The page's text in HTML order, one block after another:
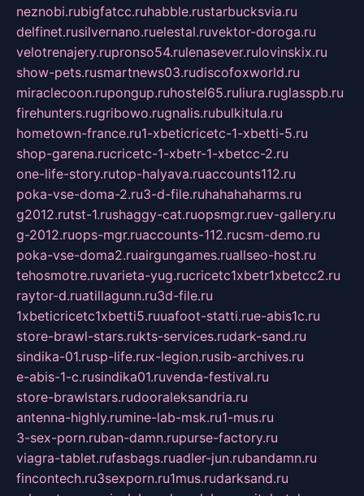
neznobi.rubigfatcc.ruhabble.rustarbucksvia.ru
delfinet.rusilvernano.ruelestal.ruvektor-doroga.ru
velotrenajery.rupronso54.rulenasever.rulovinskix.ru
show-pets.rusmartnews03.rudiscofoxworld.ru
miraclecoon.rupongup.ruhostel65.ruliura.ruglasspb.ru
firehunters.rugribowo.rugnalis.rubulkitula.ru
hometown-france.ru1-xbeticricetc-1-xbetti-5.ru
shop-garena.rucricetc-1-xbetr-1-xbetcc-2.ru
one-life-story.rutop-halyava.ruaccounts112.ru
poka-vse-doma-2.ru3-d-file.ruhahahaharms.ru
g2012.rutst-1.rushaggy-cat.ruopsmgr.ruev-gallery.ru
g-2012.ruops-mgr.ruaccounts-112.rucsm-demo.ru
poka-vse-doma2.ruairgungames.ruallseo-host.ru
tehosmotre.ruvarieta-yug.rucricetc1xbetr1xbetcc2.ru
raytor-d.ruatillagunn.ru3d-file.ru
1xbeticricetc1xbetti5.ruuafoot-statti.rue-abis1c.ru
store-brawl-stars.rukts-services.rudark-sand.ru
sindika-01.rusp-life.rux-legion.rusib-archives.ru
e-abis-1-c.rusindika01.ruvenda-festival.ru
store-brawlstars.rudooraleksandria.ru
antenna-highly.rumine-lab-msk.ru1-mus.ru
3-sex-porn.ruban-damn.rupurse-factory.ru
viagra-tablet.rufasbags.ruadler-jun.rubandamn.ru
fincontech.ru3sexporn.ru1mus.rudarksand.ru